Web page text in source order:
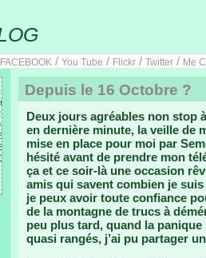
FACEBOOK / You Tube / Flickr / Twitter / Me
Depuis le 16 Octobre ?
Deux jours agréables non stop
en dernière minute, la veille de
mise en place pour moi par
hésité avant de prendre mon
ça et ce soir-là une occasion
amis qui savent combien je
je peux avoir toute confiance
de la montagne de trucs à
peu plus tard, quand la panique
quasi rangés, j’ai pu partager